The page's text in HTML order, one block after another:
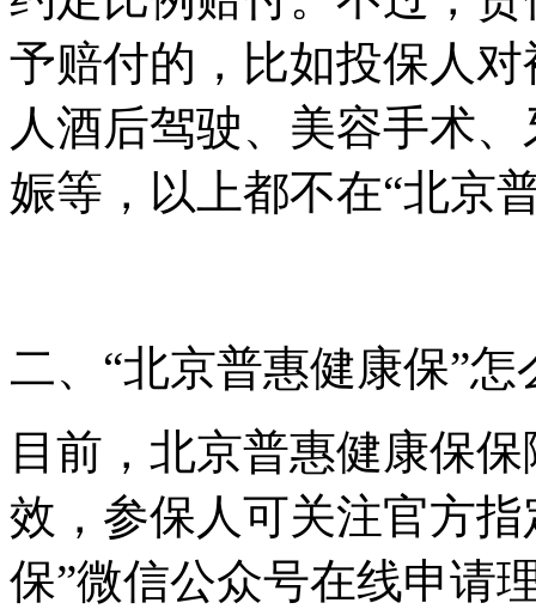
予赔付的，比如投保人
人酒后驾驶、美容手术
娠等，以上都不在“北京
二、“北京普惠健康保”怎
目前，北京普惠健康保
效，参保人可关注官方
保”微信公众号在线申请